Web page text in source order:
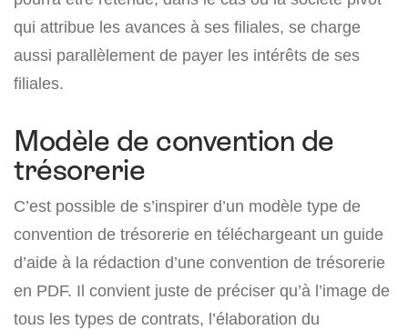
qui attribue les avances à ses filiales, se charge
aussi parallèlement de payer les intérêts de ses
filiales.
Modèle de convention de
trésorerie
C’est possible de s’inspirer d’un modèle type de
convention de trésorerie en téléchargeant un guide
d’aide à la rédaction d’une convention de trésorerie
en PDF. Il convient juste de préciser qu’à l’image de
tous les types de contrats, l’élaboration du